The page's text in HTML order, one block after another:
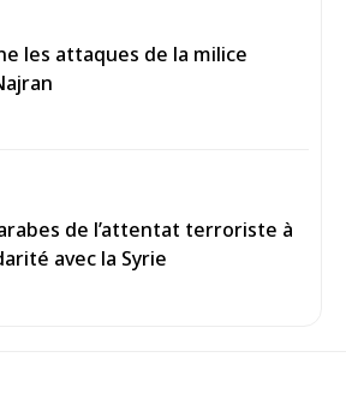
les attaques de la milice
de l’attentat terroriste à
avec la Syrie